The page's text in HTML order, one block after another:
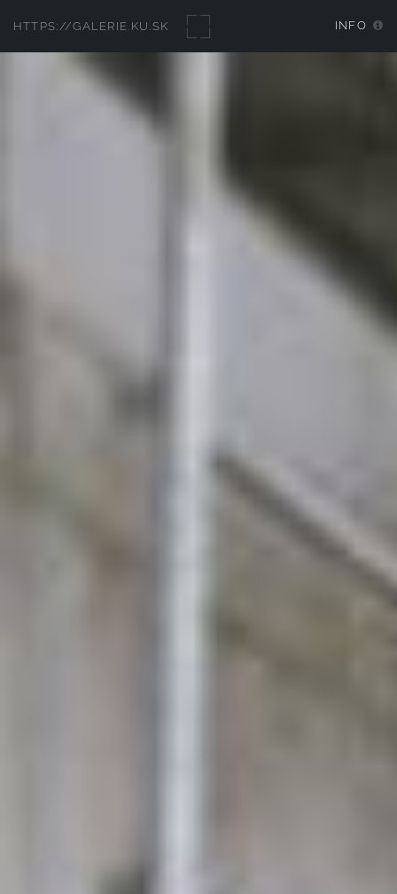
HTTPS://GALERIE.KU.SK INFO